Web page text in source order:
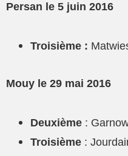
Persan le 5 juin 2016
Troisième :
Mouy le 29 mai 2016
Deuxième :
Troisième :